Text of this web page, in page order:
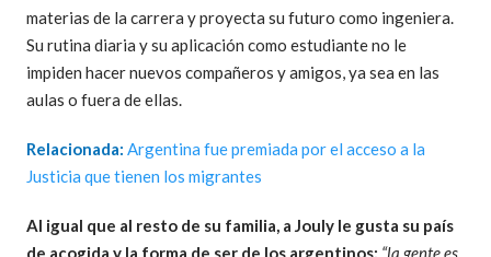
materias de la carrera y proyecta su futuro como ingeniera.
Su rutina diaria y su aplicación como estudiante no le
impiden hacer nuevos compañeros y amigos, ya sea en las
aulas o fuera de ellas.
Relacionada: Argentina fue premiada por el acceso a la
Justicia que tienen los migrantes
Al igual que al resto de su familia, a Jouly le gusta su país
de acogida y la forma de ser de los argentinos: “la gente es